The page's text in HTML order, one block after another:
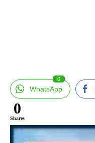
WhatsApp
0
0
Shares